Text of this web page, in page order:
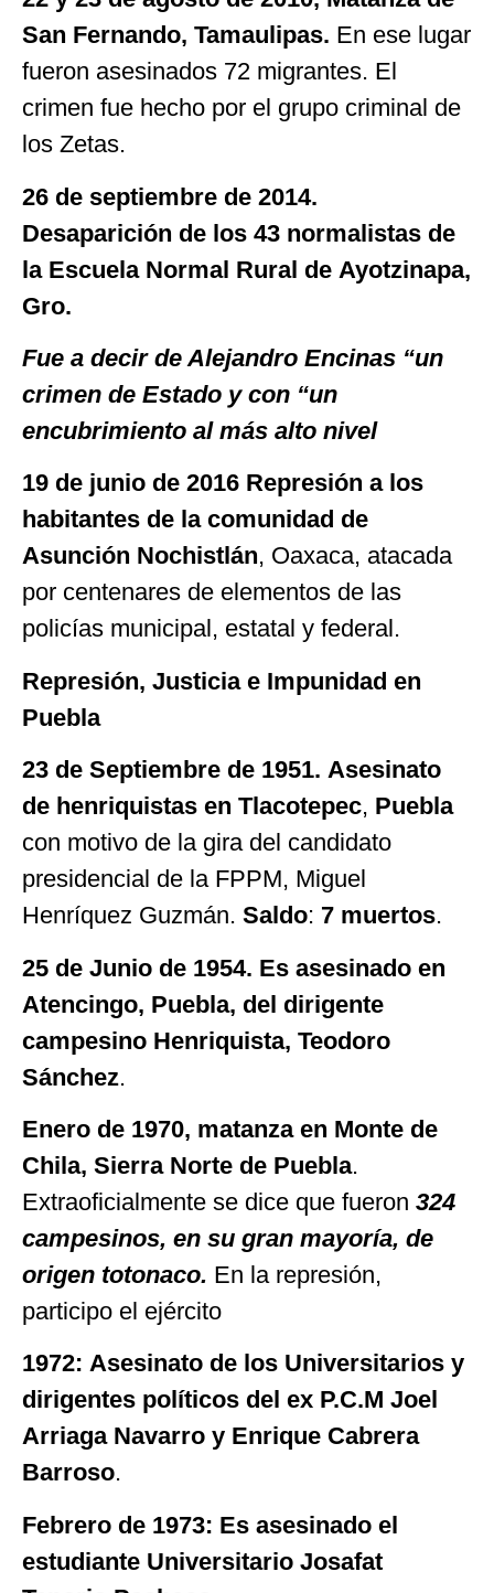
San Fernando, Tamaulipas. En ese lugar
fueron asesinados 72 migrantes. El
crimen fue hecho por el grupo criminal de
los Zetas.
26 de septiembre de 2014.
Desaparición de los 43 normalistas de
la Escuela Normal Rural de Ayotzinapa,
Gro.
Fue a decir de Alejandro Encinas “un
crimen de Estado y con “un
encubrimiento al más alto nivel
19 de junio de 2016 Represión a los
habitantes de la comunidad de
Asunción Nochistlán, Oaxaca, atacada
por centenares de elementos de las
policías municipal, estatal y federal.
Represión, Justicia e Impunidad en
Puebla
23 de Septiembre de 1951. Asesinato
de henriquistas en Tlacotepec, Puebla
con motivo de la gira del candidato
presidencial de la FPPM, Miguel
Henríquez Guzmán. Saldo: 7 muertos.
25 de Junio de 1954. Es asesinado en
Atencingo, Puebla, del dirigente
campesino Henriquista, Teodoro
Sánchez.
Enero de 1970, matanza en Monte de
Chila, Sierra Norte de Puebla.
Extraoficialmente se dice que fueron 324
campesinos, en su gran mayoría, de
origen totonaco. En la represión,
participo el ejército
1972: Asesinato de los Universitarios y
dirigentes políticos del ex P.C.M Joel
Arriaga Navarro y Enrique Cabrera
Barroso.
Febrero de 1973: Es asesinado el
estudiante Universitario Josafat